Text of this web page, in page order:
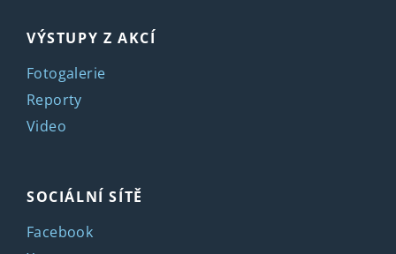
VÝSTUPY Z AKCÍ
Fotogalerie
Reporty
Video
SOCIÁLNÍ SÍTĚ
Facebook